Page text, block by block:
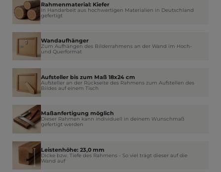
Rahmenmaterial: Kiefer
In Handarbeit aus hochwertigen Materialien in Deutschland
gefertigt
Wandaufhänger
Zum Aufhängen des Bilderrahmens an der Wand im Hoch-
und Querformat
Aufsteller bis zum Maß 18x24 cm
Aufsteller an der Rückseite des Rahmens zum Aufstellen des
Bildes auf einem Tisch
Maßanfertigung möglich
Dieser Rahmen kann individuell in deinem Wunschmaß
gefertigt werden
Leistenhöhe: 23,0 mm
Dicke bzw. Tiefe des Rahmens - So viel trägt dieser auf die
Wand auf